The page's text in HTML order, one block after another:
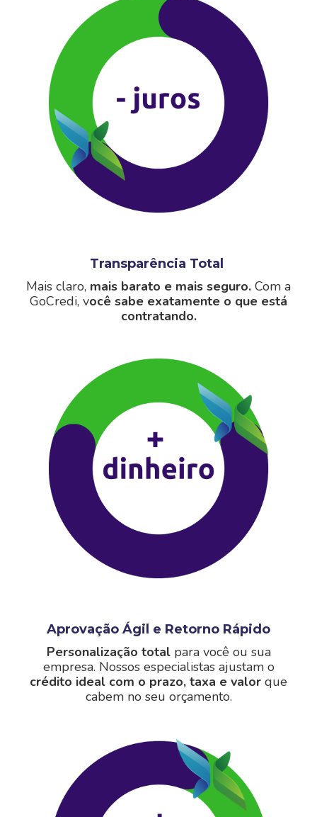
Transparência Total
Mais claro, mais barato e mais seguro. Com a
GoCredi, você sabe exatamente o que está
contratando.
Aprovação Ágil e Retorno Rápido
Personalização total para você ou sua
empresa. Nossos especialistas ajustam o
crédito ideal com o prazo, taxa e valor que
cabem no seu orçamento.